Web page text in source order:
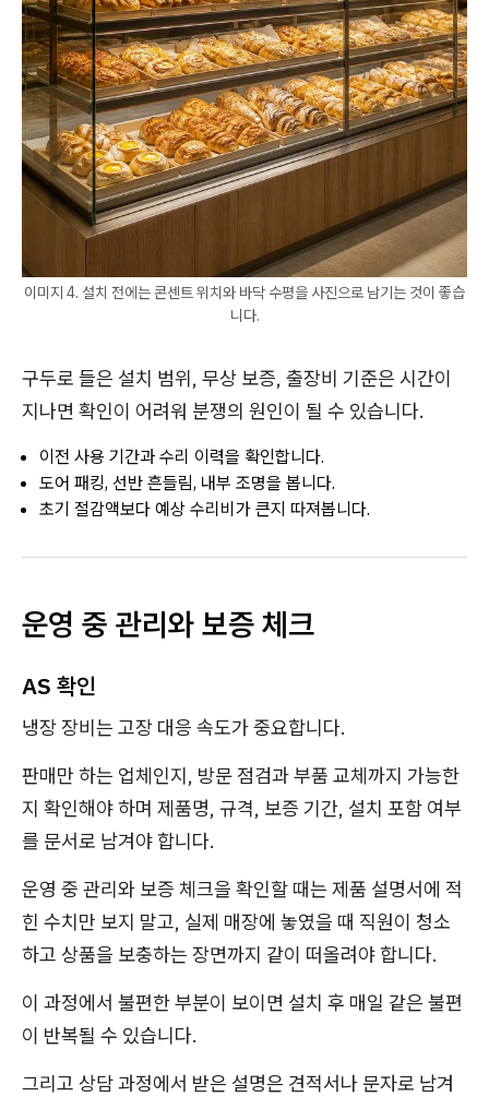
이미지 4. 설치 전에는 콘센트 위치와 바닥 수평을 사진으로 남기는 것이 좋습
니다.
구두로 들은 설치 범위, 무상 보증, 출장비 기준은 시간이
지나면 확인이 어려워 분쟁의 원인이 될 수 있습니다.
이전 사용 기간과 수리 이력을 확인합니다.
도어 패킹, 선반 흔들림, 내부 조명을 봅니다.
초기 절감액보다 예상 수리비가 큰지 따져봅니다.
운영 중 관리와 보증 체크
AS 확인
냉장 장비는 고장 대응 속도가 중요합니다.
판매만 하는 업체인지, 방문 점검과 부품 교체까지 가능한
지 확인해야 하며 제품명, 규격, 보증 기간, 설치 포함 여부
를 문서로 남겨야 합니다.
운영 중 관리와 보증 체크을 확인할 때는 제품 설명서에 적
힌 수치만 보지 말고, 실제 매장에 놓였을 때 직원이 청소
하고 상품을 보충하는 장면까지 같이 떠올려야 합니다.
이 과정에서 불편한 부분이 보이면 설치 후 매일 같은 불편
이 반복될 수 있습니다.
그리고 상담 과정에서 받은 설명은 견적서나 문자로 남겨